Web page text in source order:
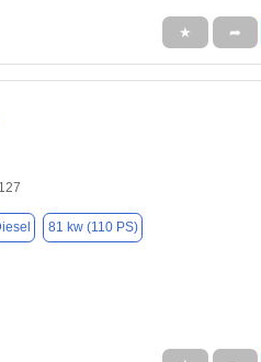
★ ➦
81 kw (110 PS)